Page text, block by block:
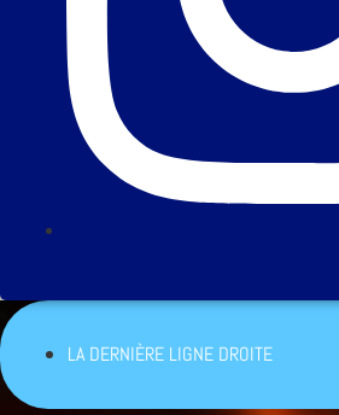
LA DERNIÈRE LIGNE DROITE